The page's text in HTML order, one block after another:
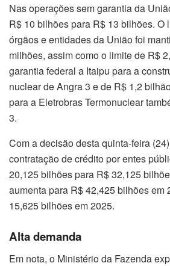
Nas operações sem garantia da
R$ 10 bilhões para R$ 13 bilhões. O
órgãos e entidades da União foi
milhões, assim como o limite de R$
garantia federal a Itaipu para a
nuclear de Angra 3 e de R$ 1,2
para a Eletrobras Termonuclear
3.
Com a decisão desta quinta-feira
contratação de crédito por entes
20,125 bilhões para R$ 32,125
aumenta para R$ 42,425 bilhões em
15,625 bilhões em 2025.
Alta demanda
Em nota, o Ministério da Fazenda